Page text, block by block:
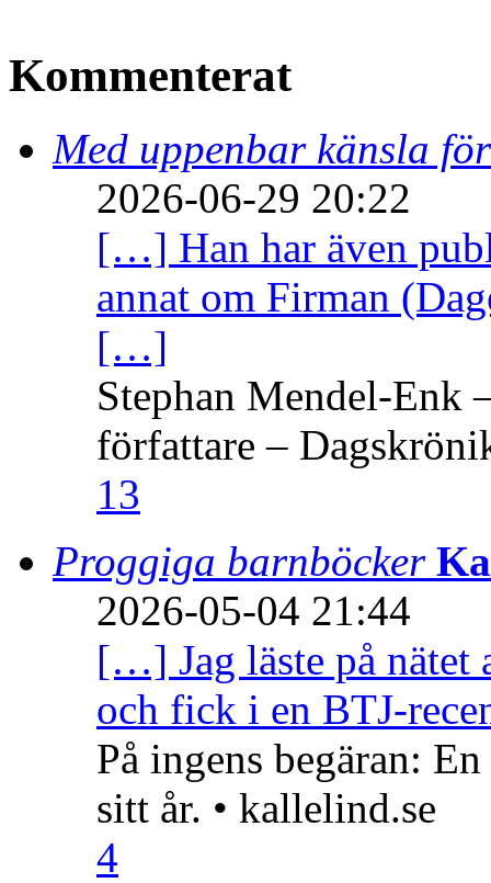
Kommenterat
Med uppenbar känsla
2026-06-29 20:22
[…] Han har även
annat om Firman
[…]
Stephan Mendel-Enk
författare –
13
Proggiga barnböcker
2026-05-04 21:44
[…] Jag läste på nätet
och fick i en BTJ-
På ingens begäran:
sitt år. • kallelind.se
4